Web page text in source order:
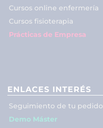
Cursos online enfermería
Cursos fisioterapia
Prácticas de Empresa
ENLACES INTERÉS
Seguimiento de tu pedido
Demo Máster